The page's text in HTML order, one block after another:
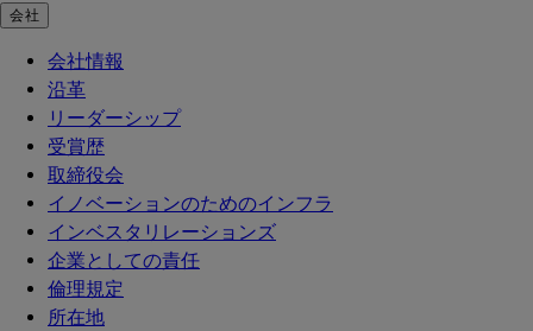
会社
会社情報
沿革
リーダーシップ
受賞歴
取締役会
イノベーションのためのインフラ
インベスタリレーションズ
企業としての責任
倫理規定
所在地